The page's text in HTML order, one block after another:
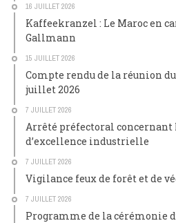
16 JUILLET 2026
Kaffeekranzel : Le Maroc en
Gallmann
15 JUILLET 2026
Compte rendu de la réunion
juillet 2026
7 JUILLET 2026
Arrêté préfectoral concernant
d’excellence industrielle
7 JUILLET 2026
Vigilance feux de forêt et de
7 JUILLET 2026
Programme de la cérémonie